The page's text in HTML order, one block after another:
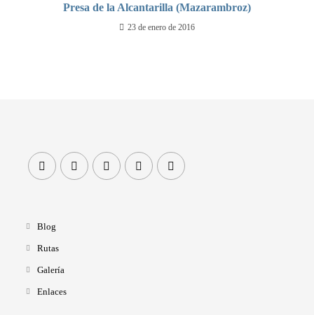
Presa de la Alcantarilla (Mazarambroz)
23 de enero de 2016
Blog
Rutas
Galería
Enlaces